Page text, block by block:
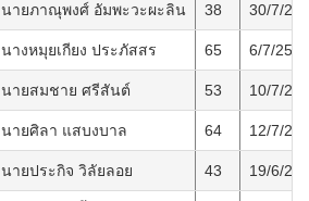
นายภาณุพงศ์ อัมพะวะผะลิน 38 30/7/
นางหมุยเกียง ประภัสสร 65 6/7/2565
นายสมชาย ศรีสันต์ 53 10/7/
นายศิลา แสบงบาล 64 12/7/
นายประกิจ วิลัยลอย 43 19/6/